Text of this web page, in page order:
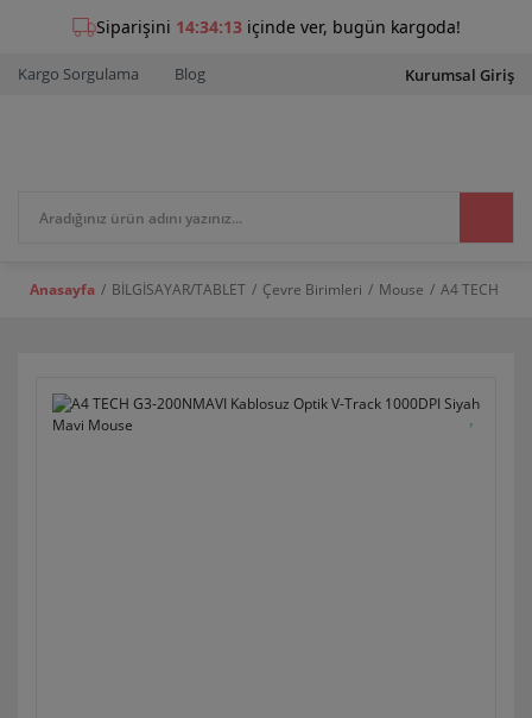
Kargo Sorgulama Blog Kurumsal Giriş
Anasayfa BİLGİSAYAR/TABLET Çevre Birimleri Mouse A4 TECH